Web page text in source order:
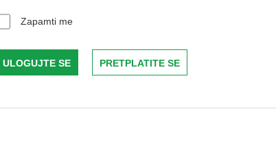
Zapamti me
PRETPLATITE SE